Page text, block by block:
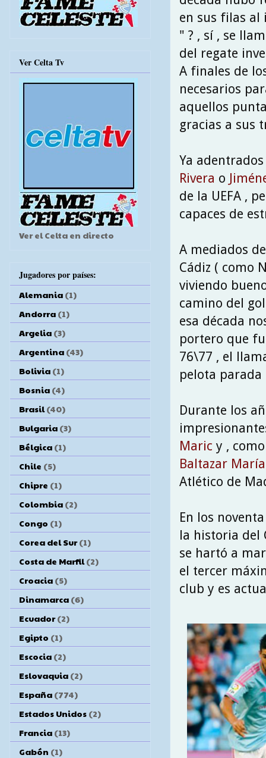
en sus filas al
" ? , sí , se
del regate
A finales de
necesarios
aquellos
gracias a sus
Ya
Rivera o
de la UEFA ,
capaces de
A mediados
Cádiz ( como
viviendo
camino del
esa década
portero que
76\77 , el
pelota parada
Durante los
Maric y ,
Baltazar
Atlético de
En los
la historia del
se hartó a
el tercer
club y es
Ver Celta Tv
Ver el Celta en directo
Jugadores por países:
Alemania (1)
Andorra (1)
Argelia (3)
Argentina (43)
Bolivia (1)
Bosnia (4)
Brasil (40)
Bulgaria (3)
Bélgica (1)
Chile (5)
Chipre (1)
Colombia (2)
Congo (1)
Corea del Sur (1)
Costa de Marfil (2)
Croacia (5)
Dinamarca (6)
Ecuador (2)
Egipto (1)
Escocia (2)
Eslovaquia (2)
España (774)
Estados Unidos (2)
Francia (13)
Gabón (1)